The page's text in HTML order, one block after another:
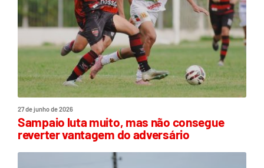
27 de junho de 2026
Sampaio luta muito, mas não consegue
reverter vantagem do adversário